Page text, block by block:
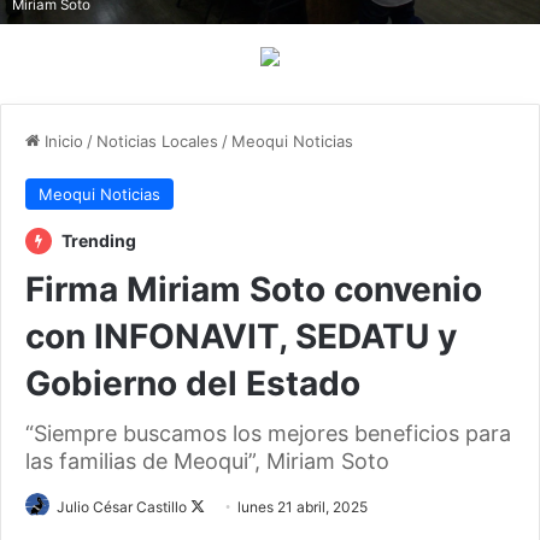
Miriam Soto
Inicio / Noticias Locales / Meoqui Noticias
Meoqui Noticias
Trending
Firma Miriam Soto convenio
con INFONAVIT, SEDATU y
Gobierno del Estado
“Siempre buscamos los mejores beneficios para
las familias de Meoqui”, Miriam Soto
Julio César Castillo
Followlunes 21 abril, 2025